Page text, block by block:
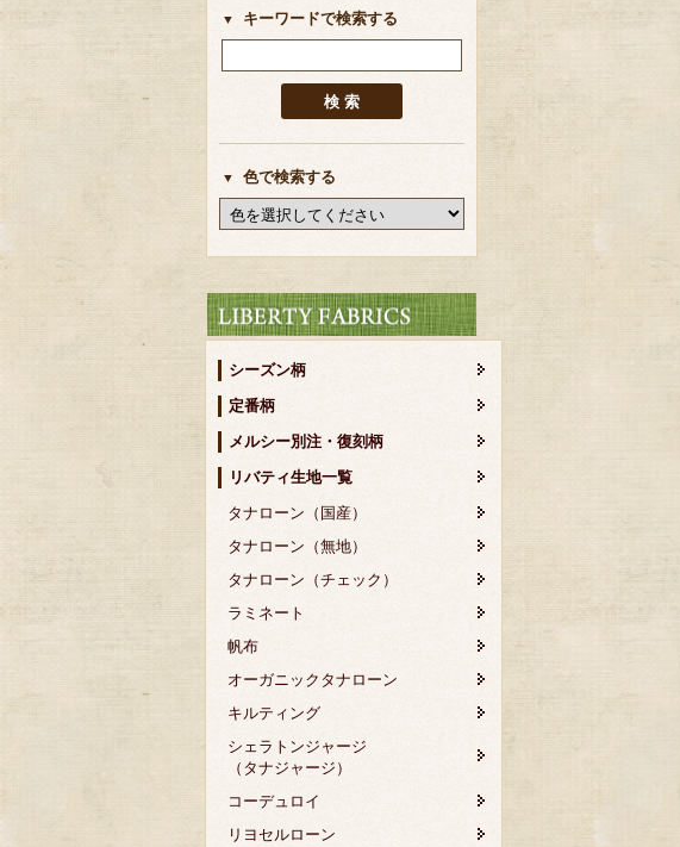
キーワードで検索する
色で検索する
シーズン柄
定番柄
メルシー別注・復刻柄
リバティ生地一覧
タナローン（国産）
タナローン（無地）
タナローン（チェック）
ラミネート
帆布
オーガニックタナローン
キルティング
シェラトンジャージ
（タナジャージ）
コーデュロイ
リヨセルローン